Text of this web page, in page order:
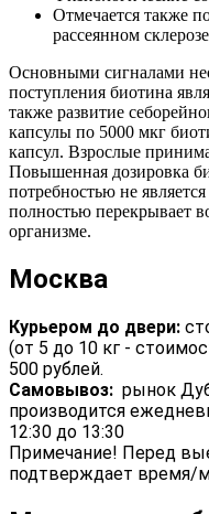
Отмечается также
рассеянном
Основными сигналами
поступления биотина
также развитие
капсулы по 5000 мкг
капсул. Взрослые
Повышенная дозировка
потребностью не
полностью перекрывает
организме.
Москва
Курьером до двери:
(от 5 до 10 кг -
500 рублей.
Самовывоз: рынок
производится
12:30 до 13:30
Примечание! Перед
подтверждает время/